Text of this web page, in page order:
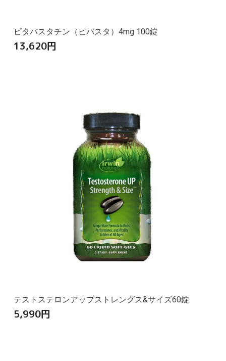
ピタバスタチン（ピバスタ）4mg 100錠
13,620円
テストステロンアップストレングス&サイズ60錠
5,990円